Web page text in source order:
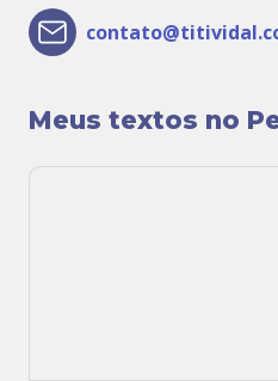
Meus textos no